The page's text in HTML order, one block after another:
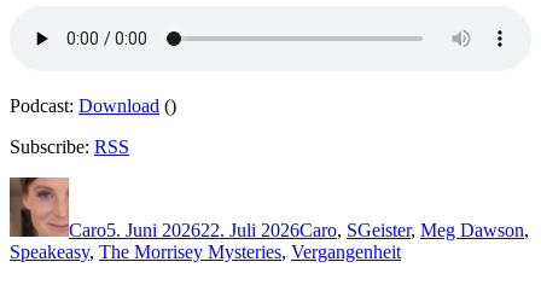
Podcast: Download ()
Subscribe: RSS
Autor
Caro5. Juni 202622. Juli 2026Caro, SGeister, Meg Dawson,
Speakeasy, The Morrisey Mysteries, Vergangenheit